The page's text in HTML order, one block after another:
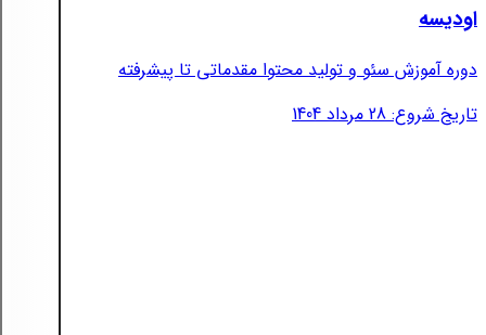
اودیسه
دوره آموزش سئو و تولید محتوا مقدماتی تا پیشرفته
تاریخ شروع: 28 مرداد 1404